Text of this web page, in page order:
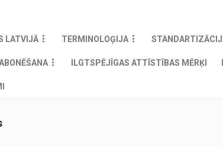
LATVIJĀ TERMINOLOĢIJA
ILGTSPĒJĪGAS ATTĪSTĪBAS MĒRĶI